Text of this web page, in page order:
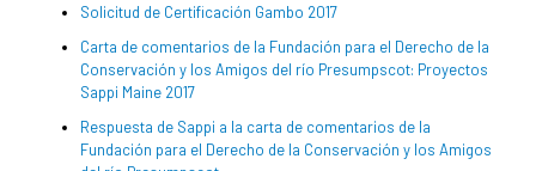
Solicitud de Certificación Gambo 2017
Carta de comentarios de la Fundación para el Derecho de la
Conservación y los Amigos del río Presumpscot: Proyectos
Sappi Maine 2017
Respuesta de Sappi a la carta de comentarios de la
Fundación para el Derecho de la Conservación y los Amigos